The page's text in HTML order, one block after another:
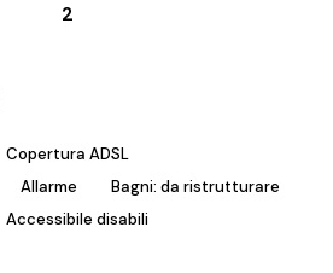
2
Copertura ADSL
Allarme
Bagni: da ristrutturare
Accessibile disabili